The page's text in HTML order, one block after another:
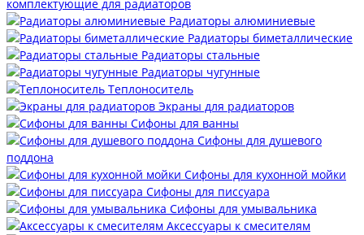
комплектующие для радиаторов
Радиаторы алюминиевые
Радиаторы биметаллические
Радиаторы стальные
Радиаторы чугунные
Теплоноситель
Экраны для радиаторов
Сифоны для ванны
Сифоны для душевого
поддона
Сифоны для кухонной мойки
Сифоны для писсуара
Сифоны для умывальника
Аксессуары к смесителям